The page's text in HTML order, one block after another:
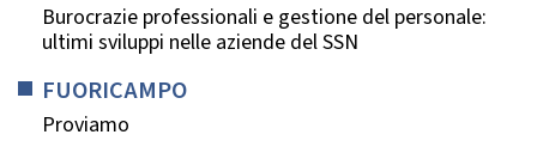
Burocrazie professionali e gestione del personale:
ultimi sviluppi nelle aziende del SSN
FUORICAMPO
Proviamo